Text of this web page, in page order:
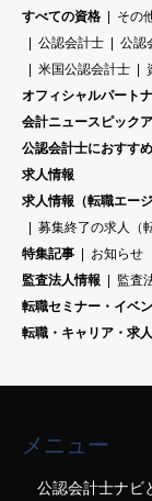
すべての資格
その
公認会計士
公認
米国公認会計士
オフィシャルパート
会計ニュースピック
公認会計士におすす
求人情報
求人情報（転職エー
募集終了の求人（
特集記事
お知らせ
監査法人情報
監査
転職セミナー・イベ
転職・キャリア・求
メニュー
公認会計士ナビ